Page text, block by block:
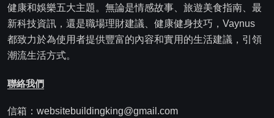
健康和娛樂五大主題。無論是情感故事、旅遊美食指南、最
新科技資訊，還是職場理財建議、健康健身技巧，Vaynus
都致力於為使用者提供豐富的內容和實用的生活建議，引領
潮流生活方式。
聯絡我們
信箱：websitebuildingking@gmail.com